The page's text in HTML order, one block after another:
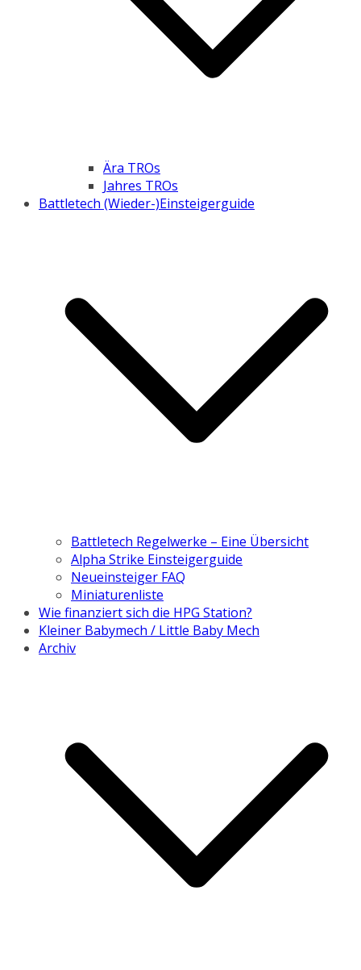
Ära TROs
Jahres TROs
Battletech (Wieder-)Einsteigerguide
Battletech Regelwerke – Eine Übersicht
Alpha Strike Einsteigerguide
Neueinsteiger FAQ
Miniaturenliste
Wie finanziert sich die HPG Station?
Kleiner Babymech / Little Baby Mech
Archiv